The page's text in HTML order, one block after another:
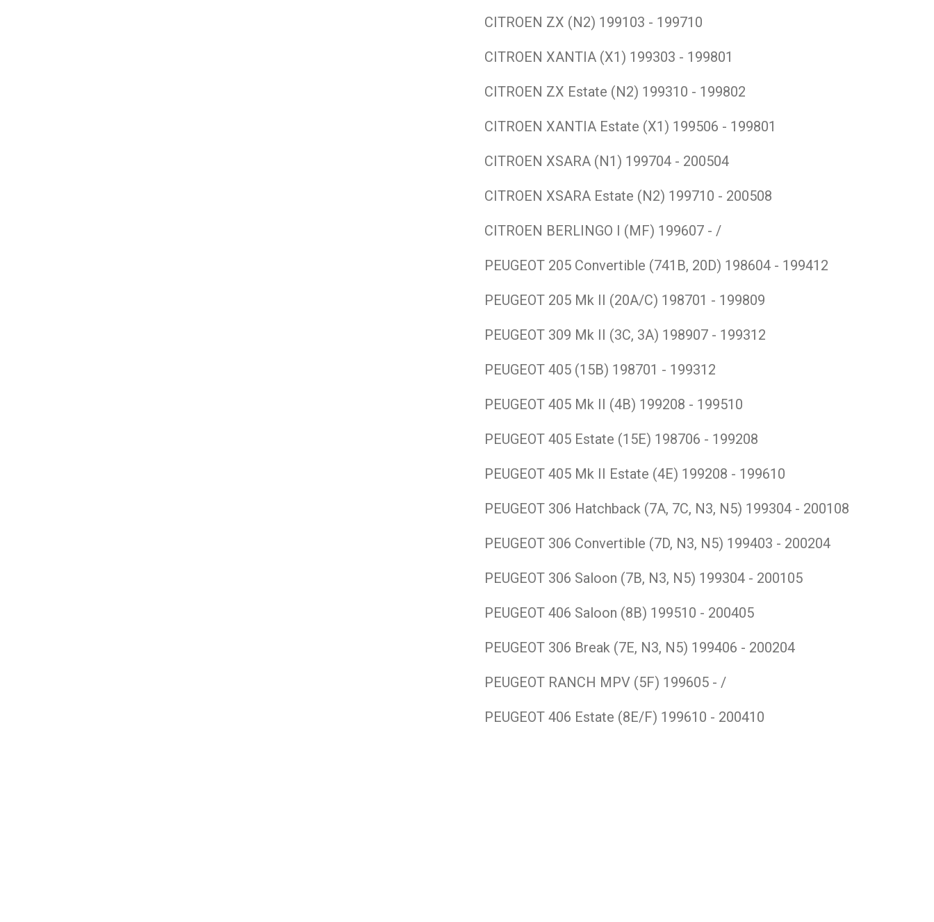
CITROEN ZX (N2) 199103 - 199710
CITROEN XANTIA (X1) 199303 - 199801
CITROEN ZX Estate (N2) 199310 - 199802
CITROEN XANTIA Estate (X1) 199506 - 199801
CITROEN XSARA (N1) 199704 - 200504
CITROEN XSARA Estate (N2) 199710 - 200508
CITROEN BERLINGO I (MF) 199607 - /
PEUGEOT 205 Convertible (741B, 20D) 198604 - 199412
PEUGEOT 205 Mk II (20A/C) 198701 - 199809
PEUGEOT 309 Mk II (3C, 3A) 198907 - 199312
PEUGEOT 405 (15B) 198701 - 199312
PEUGEOT 405 Mk II (4B) 199208 - 199510
PEUGEOT 405 Estate (15E) 198706 - 199208
PEUGEOT 405 Mk II Estate (4E) 199208 - 199610
PEUGEOT 306 Hatchback (7A, 7C, N3, N5) 199304 - 200108
PEUGEOT 306 Convertible (7D, N3, N5) 199403 - 200204
PEUGEOT 306 Saloon (7B, N3, N5) 199304 - 200105
PEUGEOT 406 Saloon (8B) 199510 - 200405
PEUGEOT 306 Break (7E, N3, N5) 199406 - 200204
PEUGEOT RANCH MPV (5F) 199605 - /
PEUGEOT 406 Estate (8E/F) 199610 - 200410